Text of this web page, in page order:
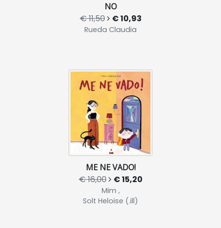
NO
€ 11,50 € 10,93
Rueda Claudia
ME NE VADO!
€ 16,00 € 15,20
Mim ,
Solt Heloise (.ill)